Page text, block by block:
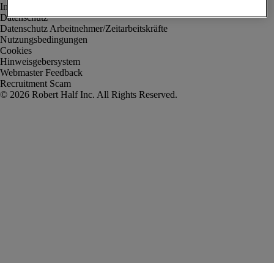
Impressum
Datenschutz
Datenschutz Arbeitnehmer/Zeitarbeitskräfte
Nutzungsbedingungen
Cookies
Hinweisgebersystem
Webmaster Feedback
Recruitment Scam